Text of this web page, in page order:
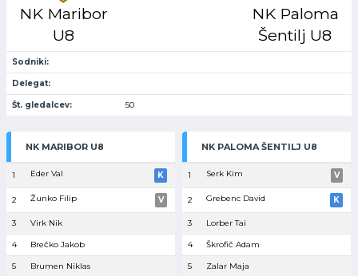
NK Maribor
U8
NK Paloma
Šentilj U8
Sodniki:
Delegat:
Št. gledalcev: 50
NK MARIBOR U8
1 Eder Val K
2 Žunko Filip V
3 Virk Nik
4 Brečko Jakob
5 Brumen Niklas
NK PALOMA ŠENTILJ U8
1 Serk Kim V
2 Grebenc David K
3 Lorber Tai
4 Škrofič Adam
5 Zalar Maja